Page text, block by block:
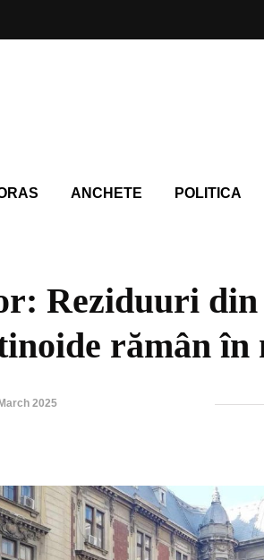
ANCHETE POLITICA
Reziduuri din
rămân în
2025